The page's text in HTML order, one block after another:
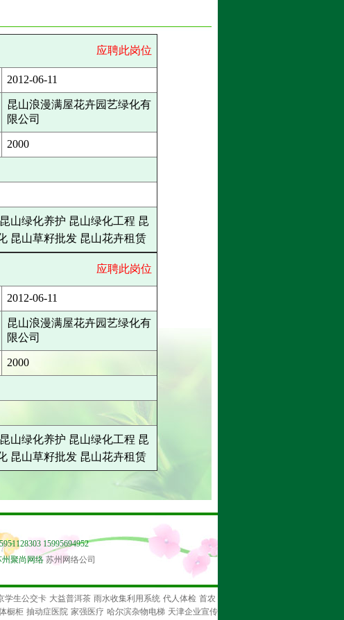
应聘此岗位
2012-06-11
昆山浪漫满屋花卉园艺绿化有
限公司
2000
山绿化养护 昆山绿化工程 昆
昆山草籽批发 昆山花卉租赁
应聘此岗位
2012-06-11
昆山浪漫满屋花卉园艺绿化有
限公司
2000
山绿化养护 昆山绿化工程 昆
昆山草籽批发 昆山花卉租赁
15995694952
聚尚网络 苏州网络公司
学生公交卡 大益普洱茶 雨水收集利用系统 代人体检 首农
橱柜 抽动症医院 家强医疗 哈尔滨杂物电梯 天津企业宣传